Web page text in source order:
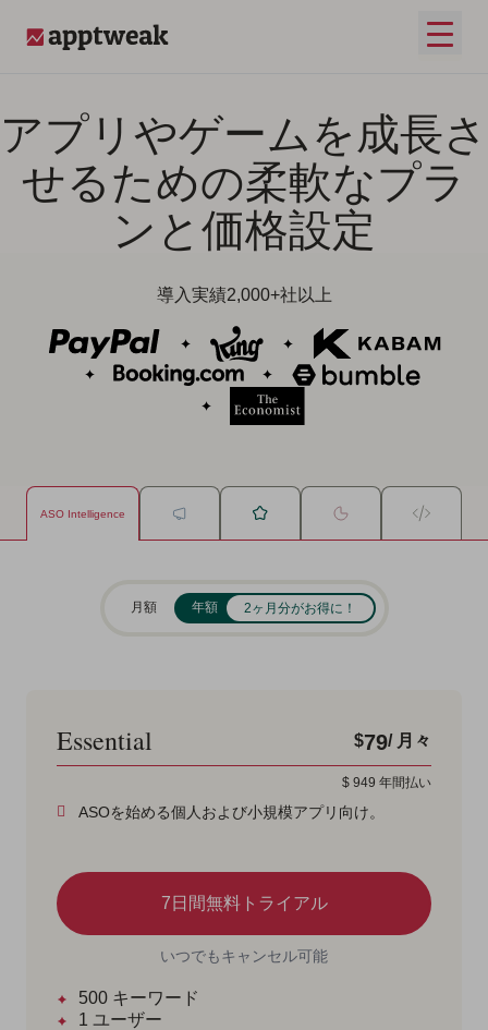
メイ
アプリやゲームを成長さ
せるための柔軟なプラ
ンと価格設定
導入実績2,000+社以上
ASO Intelligence
月額 年額 2ヶ月分がお得に！
Essential $79/ 月々
$ 949 年間払い
ASOを始める個人および小規模アプリ向け。
7日間無料トライアル
いつでもキャンセル可能
500 キーワード
1 ユーザー